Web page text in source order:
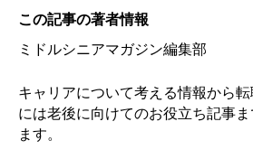
この記事の著者情報
ミドルシニアマガジン編集部
キャリアについて考える情報から
には老後に向けてのお役立ち記事
ます。